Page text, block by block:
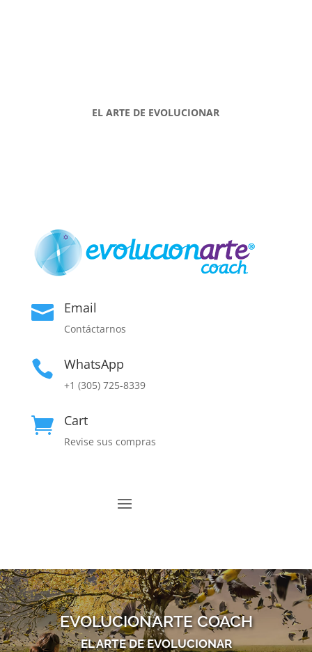
EL ARTE DE EVOLUCIONAR
 Email
Contáctarnos
 WhatsApp
+1 (305) 725-8339
 Cart
Revise sus compras
EVOLUCIONARTE COACH
EL ARTE DE EVOLUCIONAR